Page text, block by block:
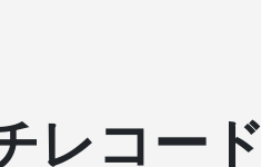
レコード